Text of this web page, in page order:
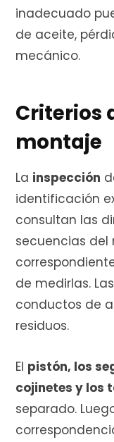
inadecuado
de aceite,
mecánico.
Criterios
montaje
La inspección
identificación
consultan las
secuencias del
de medirlas.
conductos de
residuos.
El pistón, los
cojinetes y los
separado.